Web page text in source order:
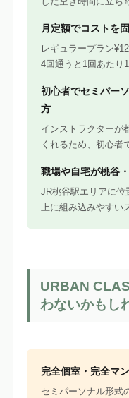
月定額でコストを
レギュラープラン
4回通うと1回あたり
初心者でセミパー
方
インストラクターが
くれるため、初心者
職場や自宅が桃谷
JR桃谷駅エリアに位
上に組み込みやすい
URBAN
わないかもし
完全個室・完全マ
セミパーソナル形式